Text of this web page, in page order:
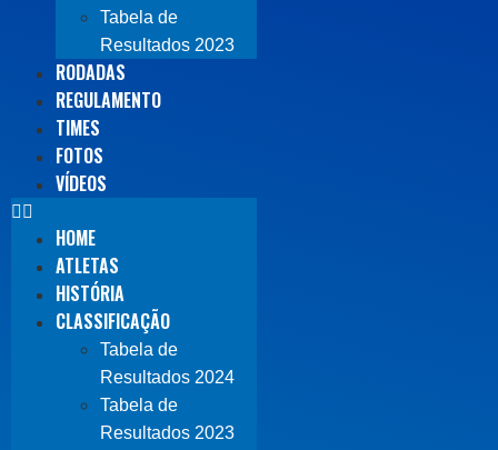
Tabela de
Resultados 2023
RODADAS
REGULAMENTO
TIMES
FOTOS
VÍDEOS
HOME
ATLETAS
HISTÓRIA
CLASSIFICAÇÃO
Tabela de
Resultados 2024
Tabela de
Resultados 2023